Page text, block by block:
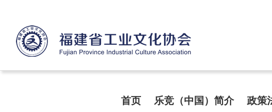
首页 乐竞（中国）简介 政策